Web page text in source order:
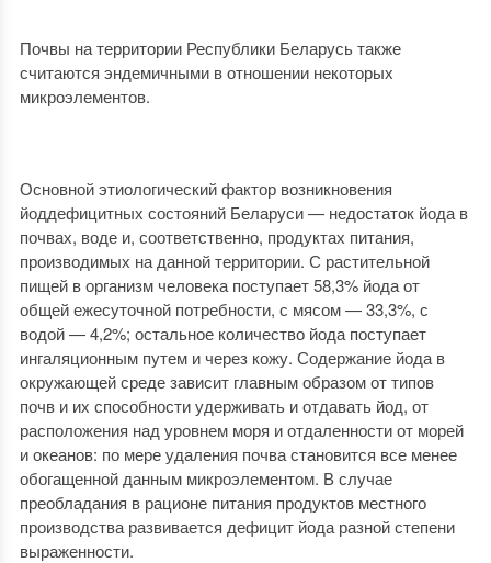
Почвы на территории Республики Беларусь также
считаются эндемичными в отношении некоторых
микроэлементов.
Основной этиологический фактор возникновения
йоддефицитных состояний Беларуси — недостаток йода в
почвах, воде и, соответственно, продуктах питания,
производимых на данной территории. С растительной
пищей в организм человека поступает 58,3% йода от
общей ежесуточной потребности, с мясом — 33,3%, с
водой — 4,2%; остальное количество йода поступает
ингаляционным путем и через кожу. Содержание йода в
окружающей среде зависит главным образом от типов
почв и их способности удерживать и отдавать йод, от
расположения над уровнем моря и отдаленности от морей
и океанов: по мере удаления почва становится все менее
обогащенной данным микроэлементом. В случае
преобладания в рационе питания продуктов местного
производства развивается дефицит йода разной степени
выраженности.